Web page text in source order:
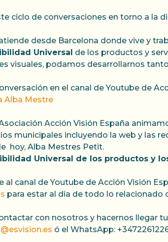
ciclo de conversaciones en torno a la
desde Barcelona donde vive y
Universal de los productos y
visuales, podamos desarrollarnos
en el canal de Youtube de
Alba Mestre
Acción Visión España
municipales incluyendo la web y las
hoy, Alba Mestres Petit.
Universal de los productos y
al canal de Youtube de Acción Visión
para estar al día de todo lo relacionado
con nosotros y hacernos llegar
ó el WhatsApp: